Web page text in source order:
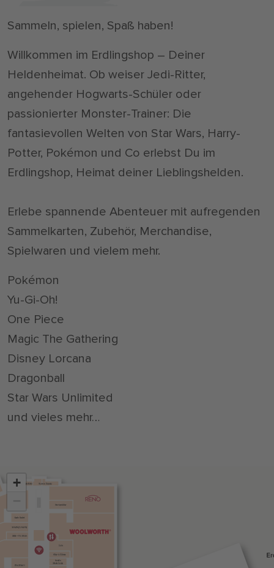
Sammeln, spielen, Spaß haben!
Willkommen im Erdlingshop – Deiner
Heldenheimat. Ob weiser Jedi-Ritter,
angehender Hogwarts-Schüler oder
passionierter Monster-Trainer: Die
fantasievollen Welten von Star Wars, Harry­
Potter, Pokémon und Co erlebst Du im
Erdlingshop, Heimat deiner Lieblingshelden.
Erlebe spannende Abenteuer mit aufregenden
Sammelkarten, Zubehör, Merchandise,
Spielwaren und vielem mehr.
Pokémon
Yu-Gi-Oh!
One Piece
Magic The Gathering
Disney Lorcana
Dragonball
Star Wars Unlimited
und vieles mehr…
+